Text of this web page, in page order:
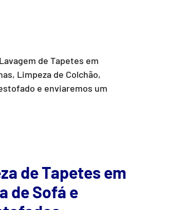
de Tapetes em
Limpeza de Colchão,
e enviaremos um
de Tapetes em
de Sofá e